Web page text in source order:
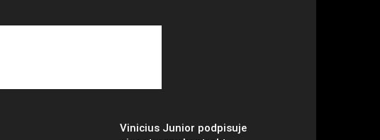
Vinicius Junior podpisuje